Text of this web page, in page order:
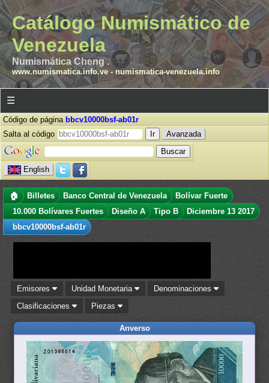
Catálogo Numismático de
Venezuela
Numismática Cheng .
www.numismatica.info.ve- numismatica-venezuela.info
☰
Código de página bbcv10000bsf-ab01r
Salta al código
Avanzada
English
🏠 Billetes Banco Central de Venezuela
Bolívar Fuerte
10.000 Bolívares Fuertes
Diseño A Tipo B
Diciembre 13 2017
bbcv10000bsf-ab01r
Emisores Unidad Monetaria
Denominaciones
Clasificaciones
Piezas
Anverso